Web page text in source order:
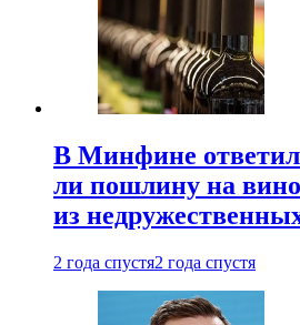
В Минфине
ли пошлину на вино
из
2 года спустя2 года спустя